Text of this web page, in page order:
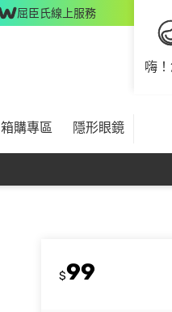
屈臣氏線上服務
嗨
箱購專區 隱形眼鏡
$99